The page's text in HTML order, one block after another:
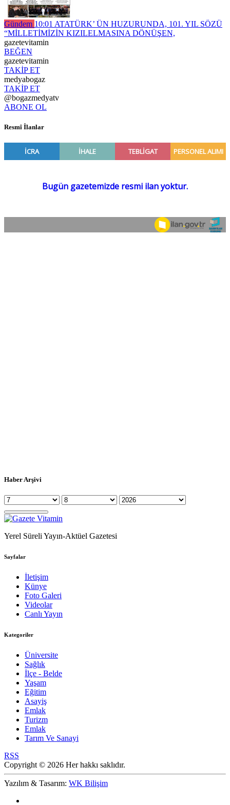
Gündem 10:01 ATATÜRK’ ÜN HUZURUNDA, 101. YIL SÖZÜ
“MİLLETİMİZİN KIZILELMASINA DÖNÜŞEN,
gazetevitamin
BEĞEN
gazetevitamin
TAKİP ET
medyabogaz
TAKİP ET
@bogazmedyatv
ABONE OL
Resmî İlanlar
Haber Arşivi
Yerel Süreli Yayın-Aktüel Gazetesi
Sayfalar
İletişim
Künye
Foto Galeri
Videolar
Canlı Yayın
Kategoriler
Üniversite
Sağlık
İlçe - Belde
Yaşam
Eğitim
Asayiş
Emlak
Turizm
Emlak
Tarım Ve Sanayi
RSS
Copyright © 2026 Her hakkı saklıdır.
Yazılım & Tasarım: WK Bilişim